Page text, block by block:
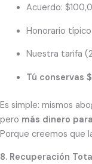
Acuerdo:
Honorario
Nuestra tarifa
Tú conservas
Es simple: mismos
pero más dinero
Porque creemos que
8. Recuperación